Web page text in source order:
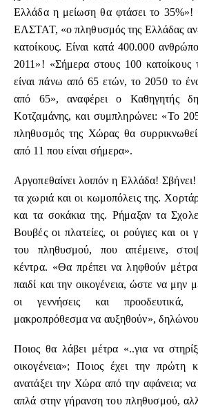
Ελλάδα η μείωση θα φτάσει το
ΕΛΣΤΑΤ, «ο πληθυσμός της Ελλάδας
κατοίκους. Είναι κατά 400.000
2011»! «Σήμερα στους 100
είναι πάνω από 65 ετών, το 2050 το
από 65», αναφέρει ο Καθηγητής
Κοτζαμάνης, και συμπληρώνει: «Το
πληθυσμός της Χώρας θα
από 11 που είναι σήμερα».
Αργοπεθαίνει λοιπόν η Ελλάδα!
τα χωριά και οι κωμοπόλεις της.
και τα σοκάκια της. Ρήμαξαν τα
Βουβές οι πλατείες, οι ρούγιες και οι
του πληθυσμού, που απέμεινε,
κέντρα. «Θα πρέπει να ληφθούν
παιδί και την οικογένεια, ώστε να μην
οι γεννήσεις και προοδευτικά,
μακροπρόθεσμα να αυξηθούν», δηλώνουν
Ποιος θα λάβει μέτρα «..για να
οικογένεια»; Ποιος έχει την πρώτη
ανατάξει την Χώρα από την αφάνεια;
απλά στην γήρανση του πληθυσμού,